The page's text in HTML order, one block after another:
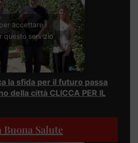
accettare i
questo servizio
la sfida per il futuro passa
della città CLICCA PER IL
Buona Salute